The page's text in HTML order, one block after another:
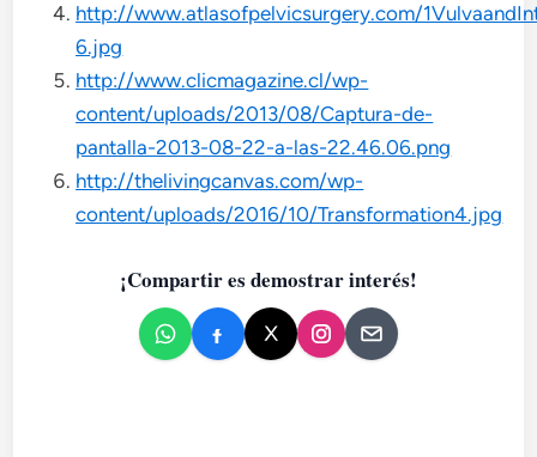
http://www.atlasofpelvicsurgery.com/
6.jpg
http://www.clicmagazine.cl/wp-
content/uploads/2013/08/Captura-de-
pantalla-2013-08-22-a-las-22.46.06.png
http://thelivingcanvas.com/wp-
content/uploads/2016/10/Transformation4.jpg
¡Compartir es demostrar interés!